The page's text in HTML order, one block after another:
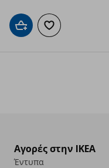
Προσθήκη στο καλάθι
Προσθήκη στα
Αγορές στην IKEA
Έντυπα